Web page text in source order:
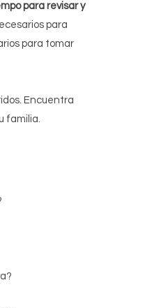
para revisar y
para
para tomar
Encuentra
familia.